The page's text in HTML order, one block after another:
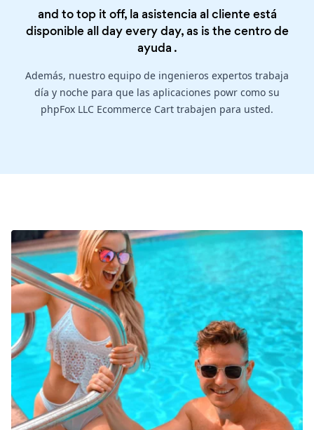
and to top it off, la asistencia al cliente está
disponible all day every day, as is thecentro de
ayuda .
Además, nuestro equipo de ingenieros expertos trabaja
día y noche para que las aplicaciones powr como su
phpFox LLC Ecommerce Cart trabajen para usted.